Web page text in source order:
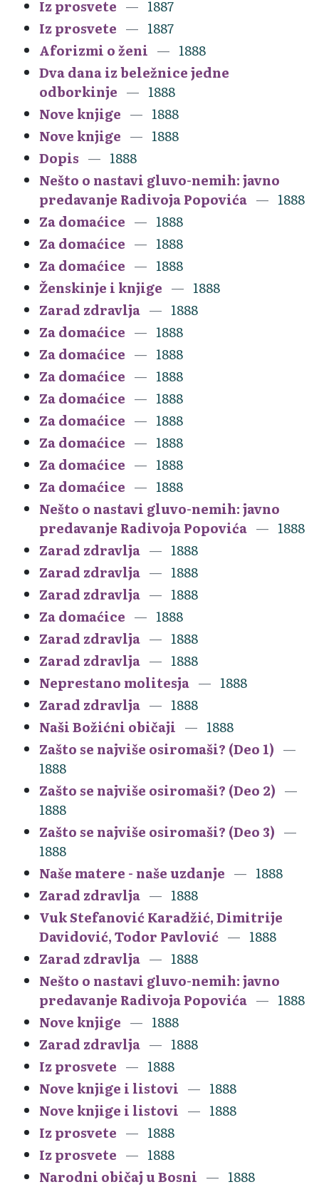
Iz prosvete
1887
Iz prosvete
1887
Aforizmi o ženi
1888
Dva dana iz beležnice jedne
odborkinje
1888
Nove knjige
1888
Nove knjige
1888
Dopis
1888
Nešto o nastavi gluvo-nemih: javno
predavanje Radivoja Popovića
1888
Za domaćice
1888
Za domaćice
1888
Za domaćice
1888
Ženskinje i knjige
1888
Zarad zdravlja
1888
Za domaćice
1888
Za domaćice
1888
Za domaćice
1888
Za domaćice
1888
Za domaćice
1888
Za domaćice
1888
Za domaćice
1888
Za domaćice
1888
Nešto o nastavi gluvo-nemih: javno
predavanje Radivoja Popovića
1888
Zarad zdravlja
1888
Zarad zdravlja
1888
Zarad zdravlja
1888
Za domaćice
1888
Zarad zdravlja
1888
Zarad zdravlja
1888
Neprestano molitesja
1888
Zarad zdravlja
1888
Naši Božićni običaji
1888
Zašto se najviše osiromaši? (Deo 1)
1888
Zašto se najviše osiromaši? (Deo 2)
1888
Zašto se najviše osiromaši? (Deo 3)
1888
Naše matere - naše uzdanje
1888
Zarad zdravlja
1888
Vuk Stefanović Karadžić, Dimitrije
Davidović, Todor Pavlović
1888
Zarad zdravlja
1888
Nešto o nastavi gluvo-nemih: javno
predavanje Radivoja Popovića
1888
Nove knjige
1888
Zarad zdravlja
1888
Iz prosvete
1888
Nove knjige i listovi
1888
Nove knjige i listovi
1888
Iz prosvete
1888
Iz prosvete
1888
Narodni običaj u Bosni
1888